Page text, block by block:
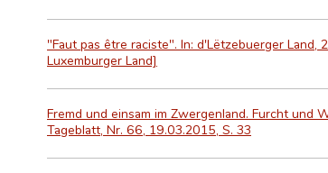
"Faut pas être raciste". In: d'Lëtzebuerger Land,
Luxemburger Land]
Fremd und einsam im Zwergenland. Furcht und
Tageblatt, Nr. 66, 19.03.2015, S. 33